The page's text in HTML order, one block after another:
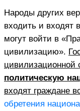
Народы других
входить и входят
могут войти в
цивилизацию».
цивилизационной
политическую
входят граждане
обретения